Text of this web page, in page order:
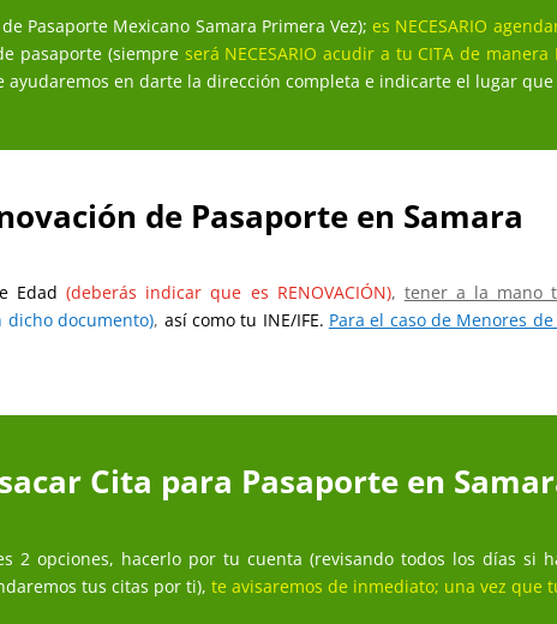
Pasaporte Mexicano Samara Primera Vez);es NECESARIO
pasaporte (siempre será NECESARIO acudir a tu CITA de manera
ayudaremos en darte la dirección completa e indicarte el lugar que
de Pasaporte en Samara
Edad(deberás indicar que es RENOVACIÓN), tener a la mano
dicho documento), así como tu INE/IFE. Para el caso de Menores de
Cita para Pasaporte en
2 opciones, hacerlo por tu cuenta (revisando todos los días si
tus citas por ti),te avisaremos de inmediato; una vez que